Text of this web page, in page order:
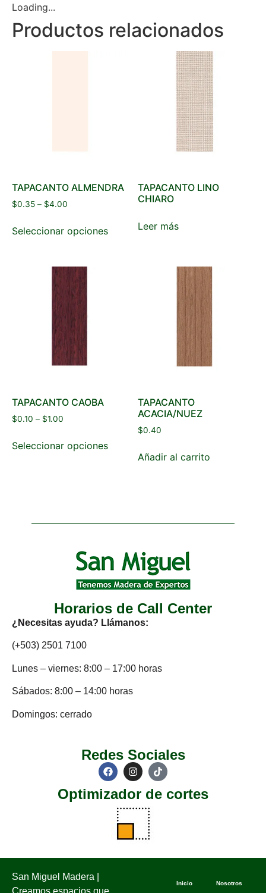
Loading...
Productos relacionados
TAPACANTO ALMENDRA
$0.35 – $4.00
Seleccionar opciones
TAPACANTO LINO
CHIARO
Leer más
TAPACANTO CAOBA
$0.10 – $1.00
Seleccionar opciones
TAPACANTO
ACACIA/NUEZ
$0.40
Añadir al carrito
Horarios de Call Center
¿Necesitas ayuda? Llámanos:
(+503) 2501 7100
Lunes – viernes: 8:00 – 17:00 horas
Sábados: 8:00 – 14:00 horas
Domingos: cerrado
Redes Sociales
Optimizador de cortes
San Miguel Madera |
Creamos espacios que
Inicio Nosotros